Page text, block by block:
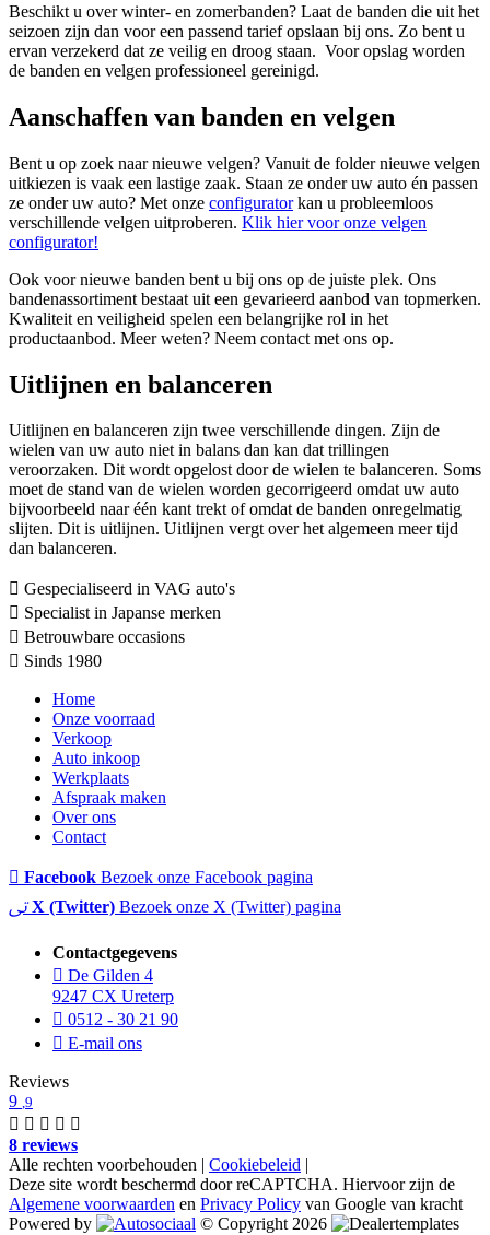
Beschikt u over winter- en zomerbanden? Laat de banden die uit het
seizoen zijn dan voor een passend tarief opslaan bij ons. Zo bent u
ervan verzekerd dat ze veilig en droog staan. Voor opslag worden
de banden en velgen professioneel gereinigd.
Aanschaffen van banden en velgen
Bent u op zoek naar nieuwe velgen? Vanuit de folder nieuwe velgen
uitkiezen is vaak een lastige zaak. Staan ze onder uw auto én passen
ze onder uw auto? Met onze configuratorkan u probleemloos
verschillende velgen uitproberen. Klik hier voor onze velgen
configurator!
Ook voor nieuwe banden bent u bij ons op de juiste plek. Ons
bandenassortiment bestaat uit een gevarieerd aanbod van topmerken.
Kwaliteit en veiligheid spelen een belangrijke rol in het
productaanbod. Meer weten? Neem contact met ons op.
Uitlijnen en balanceren
Uitlijnen en balanceren zijn twee verschillende dingen. Zijn de
wielen van uw auto niet in balans dan kan dat trillingen
veroorzaken. Dit wordt opgelost door de wielen te balanceren. Soms
moet de stand van de wielen worden gecorrigeerd omdat uw auto
bijvoorbeeld naar één kant trekt of omdat de banden onregelmatig
slijten. Dit is uitlijnen. Uitlijnen vergt over het algemeen meer tijd
dan balanceren.
Gespecialiseerd in VAG auto's
Specialist in Japanse merken
Betrouwbare occasions
Sinds 1980
Home
Onze voorraad
Verkoop
Auto inkoop
Werkplaats
Afspraak maken
Over ons
Contact
Facebook Bezoek onze Facebook pagina
X (Twitter) Bezoek onze X (Twitter) pagina
Contactgegevens
De Gilden 4
9247 CX Ureterp
0512 - 30 21 90
E-mail ons
Reviews
9 ,9
8 reviews
Alle rechten voorbehouden | Cookiebeleid |
Deze site wordt beschermd door reCAPTCHA. Hiervoor zijn de
Algemene voorwaarden en Privacy Policy van Google van kracht
Powered by
© Copyright 2026